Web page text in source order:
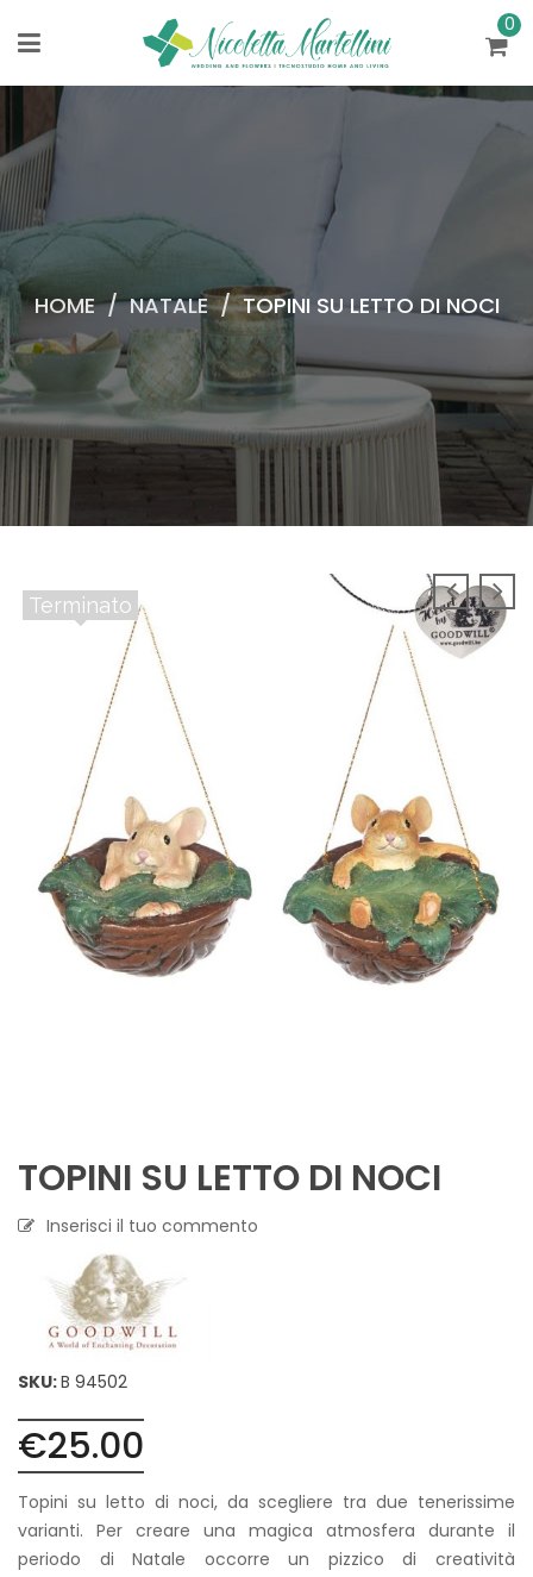
0
HOME / NATALE / TOPINI SU LETTO DI NOCI
Terminato
TOPINI SU LETTO DI NOCI
Inserisci il tuo commento
SKU:B 94502
€25.00
Topini su letto di noci, da scegliere tra due tenerissime
varianti. Per creare una magica atmosfera durante il
periodo di Natale occorre un pizzico di creatività